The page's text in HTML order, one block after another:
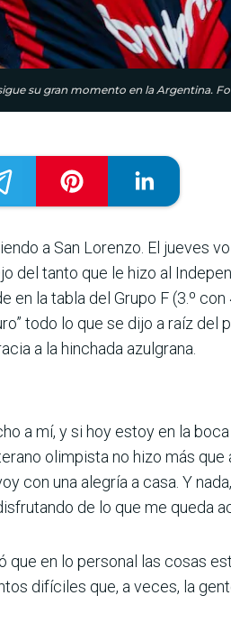
su gran momento en la Argentina.
a San Lorenzo. El jueves
del tanto que le hizo al
en la tabla del Grupo F (3.º
todo lo que se dijo a raíz
a la hinchada azulgrana.
a mí, y si hoy estoy en la
olimpista no hizo más
con una alegría a casa. Y
de lo que me queda
que en lo personal las cosas
difíciles que, a veces, la